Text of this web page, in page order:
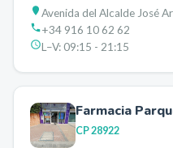
Avenida del Alcalde José
+34 916 10 62 62
L–V:09:15 - 21:15
Farmacia
CP28922